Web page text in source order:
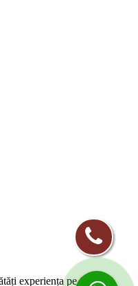
experiența pe site-ul